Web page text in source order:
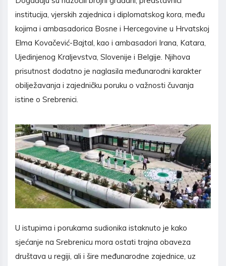
institucija, vjerskih zajednica i diplomatskog kora, među
kojima i ambasadorica Bosne i Hercegovine u Hrvatskoj
Elma Kovačević-Bajtal, kao i ambasadori Irana, Katara,
Ujedinjenog Kraljevstva, Slovenije i Belgije. Njihova
prisutnost dodatno je naglasila međunarodni karakter
obilježavanja i zajedničku poruku o važnosti čuvanja
istine o Srebrenici.
U istupima i porukama sudionika istaknuto je kako
sjećanje na Srebrenicu mora ostati trajna obaveza
društava u regiji, ali i šire međunarodne zajednice, uz